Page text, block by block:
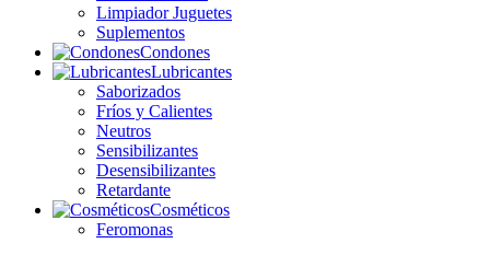
Limpiador Juguetes
Suplementos
Condones
Lubricantes
Saborizados
Fríos y Calientes
Neutros
Sensibilizantes
Desensibilizantes
Retardante
Cosméticos
Feromonas